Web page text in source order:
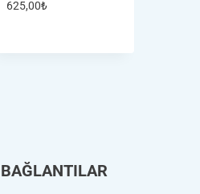
625,00₺
BAĞLANTILAR